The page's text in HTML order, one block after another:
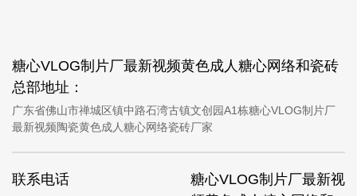
糖心VLOG制片厂最新视频黄色成人糖心网络和瓷砖
总部地址：
广东省佛山市禅城区镇中路石湾古镇文创园A1栋糖心VLOG制片厂
最新视频陶瓷黄色成人糖心网络瓷砖厂家
联系电话
糖心VLOG制片厂最新视